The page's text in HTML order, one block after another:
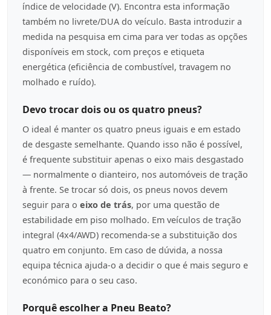
índice de velocidade (V). Encontra esta informação
também no livrete/DUA do veículo. Basta introduzir a
medida na pesquisa em cima para ver todas as opções
disponíveis em stock, com preços e etiqueta
energética (eficiência de combustível, travagem no
molhado e ruído).
Devo trocar dois ou os quatro pneus?
O ideal é manter os quatro pneus iguais e em estado
de desgaste semelhante. Quando isso não é possível,
é frequente substituir apenas o eixo mais desgastado
— normalmente o dianteiro, nos automóveis de tração
à frente. Se trocar só dois, os pneus novos devem
seguir para o eixo de trás, por uma questão de
estabilidade em piso molhado. Em veículos de tração
integral (4x4/AWD) recomenda-se a substituição dos
quatro em conjunto. Em caso de dúvida, a nossa
equipa técnica ajuda-o a decidir o que é mais seguro e
económico para o seu caso.
Porquê escolher a Pneu Beato?